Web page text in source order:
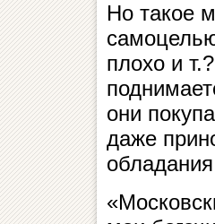
Но такое
плохо и
они
даже